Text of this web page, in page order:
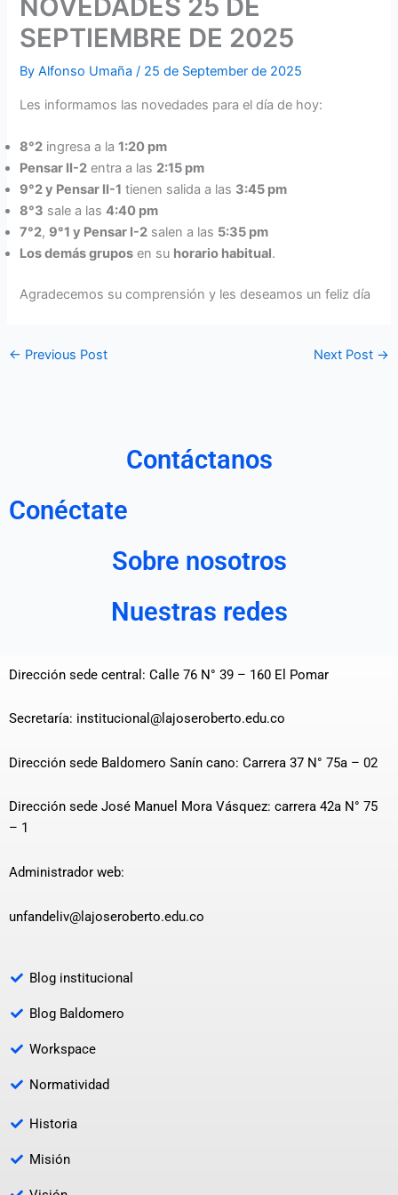
NOVEDADES 25 DE
SEPTIEMBRE DE 2025
ByAlfonso Umaña/ 25 de September de 2025
Les informamos las novedades para el día de hoy:
8°2 ingresa a la1:20 pm
Pensar II-2 entra a las 2:15 pm
9°2 y Pensar II-1 tienen salida a las 3:45 pm
8°3 sale a las4:40 pm
7°2, 9°1 y Pensar I-2 salen a las 5:35 pm
Los demás grupos en su horario habitual.
Agradecemos su comprensión y les deseamos un feliz día
← Previous Post Next Post →
Contáctanos
Conéctate
Sobre nosotros
Nuestras redes
Dirección sede central: Calle 76 N° 39 – 160 El Pomar
Secretaría: institucional@lajoseroberto.edu.co
Dirección sede Baldomero Sanín cano: Carrera 37 N° 75a – 02
Dirección sede José Manuel Mora Vásquez: carrera 42a N° 75
– 1
Administrador web:
unfandeliv@lajoseroberto.edu.co
Blog institucional
Blog Baldomero
Workspace
Normatividad
Historia
Misión